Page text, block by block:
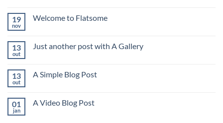
19
nov
Welcome to Flatsome
13
out
Just another post with A Gallery
13
out
A Simple Blog Post
01
jan
A Video Blog Post